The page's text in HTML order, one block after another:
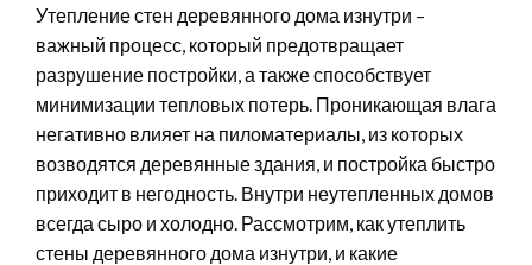
Утепление стен деревянного дома изнутри –
важный процесс, который предотвращает
разрушение постройки, а также способствует
минимизации тепловых потерь. Проникающая влага
негативно влияет на пиломатериалы, из которых
возводятся деревянные здания, и постройка быстро
приходит в негодность. Внутри неутепленных домов
всегда сыро и холодно. Рассмотрим, как утеплить
стены деревянного дома изнутри, и какие